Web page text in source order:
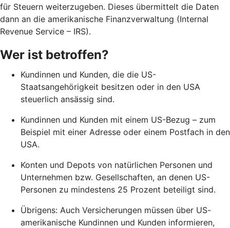
für Steuern weiterzugeben. Dieses übermittelt die Daten
dann an die amerikanische Finanzverwaltung (Internal
Revenue Service – IRS).
Wer ist betroffen?
Kundinnen und Kunden, die die US-
Staatsangehörigkeit besitzen oder in den USA
steuerlich ansässig sind.
Kundinnen und Kunden mit einem US-Bezug – zum
Beispiel mit einer Adresse oder einem Postfach in den
USA.
Konten und Depots von natürlichen Personen und
Unternehmen bzw. Gesellschaften, an denen US-
Personen zu mindestens 25 Prozent beteiligt sind.
Übrigens: Auch Versicherungen müssen über US-
amerikanische Kundinnen und Kunden informieren,